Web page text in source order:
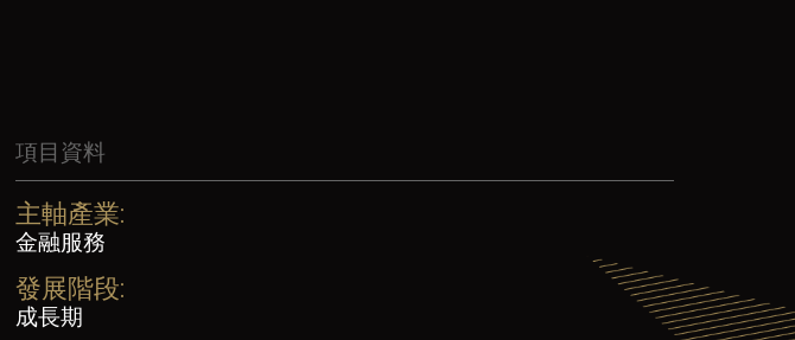
項目資料
主軸產業:
金融服務
發展階段:
成長期